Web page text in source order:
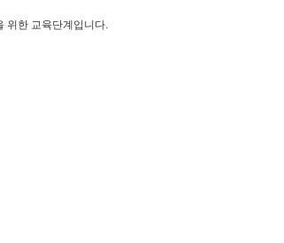
위한 교육단계입니다.